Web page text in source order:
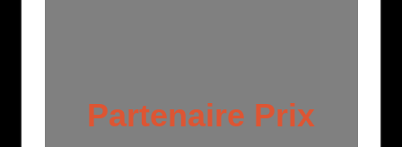
Partenaire Prix